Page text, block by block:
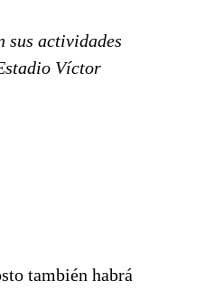
sus actividades
Víctor
también habrá